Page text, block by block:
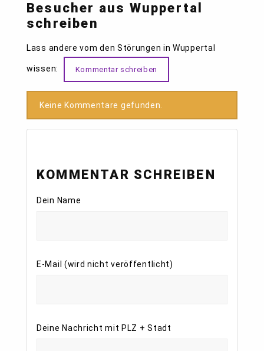
Besucher aus Wuppertal
schreiben
Lass andere vom den Störungen in Wuppertal
wissen: Kommentar schreiben
Keine Kommentare gefunden.
KOMMENTAR SCHREIBEN
Dein Name
E-Mail (wird nicht veröffentlicht)
Deine Nachricht mit PLZ + Stadt